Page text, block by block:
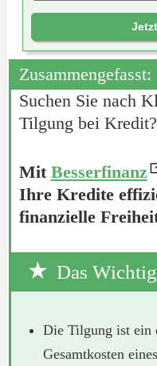
Zusammengefasst:
Suchen Sie nach
Tilgung bei Kredit?
Mit Besserfinanz
Ihre Kredite
finanzielle
Das
Die Tilgung ist ein
Gesamtkosten